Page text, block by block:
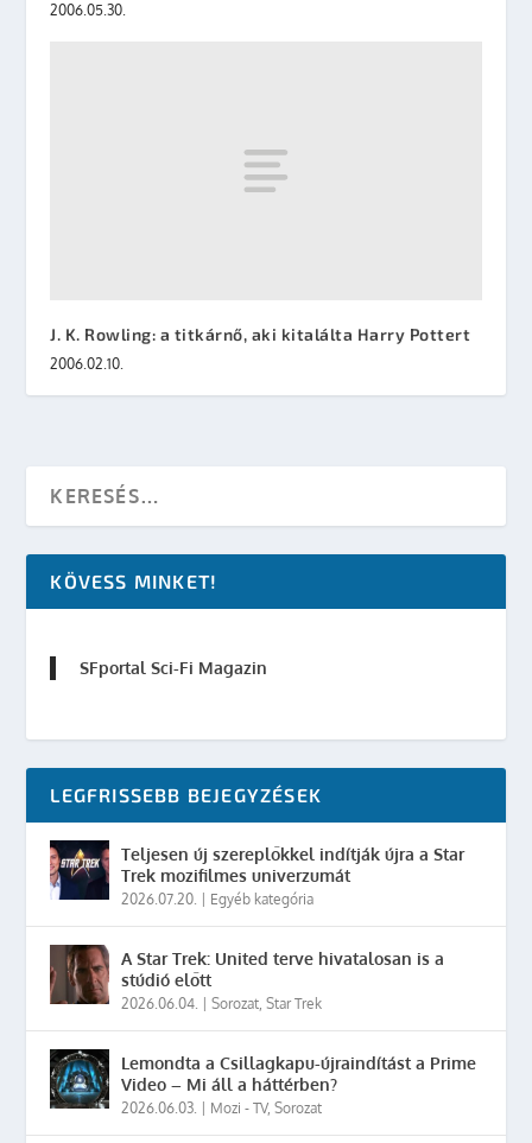
2006.05.30.
J. K. Rowling: a titkárnő, aki kitalálta Harry Pottert
2006.02.10.
KÖVESS MINKET!
SFportal Sci-Fi Magazin
LEGFRISSEBB BEJEGYZÉSEK
Teljesen új szereplőkkel indítják újra a Star
Trek mozifilmes univerzumát
2026.07.20. Egyéb kategória
A Star Trek: United terve hivatalosan is a
stúdió előtt
2026.06.04. |Sorozat,Star Trek
Lemondta a Csillagkapu-újraindítást a Prime
Video – Mi áll a háttérben?
2026.06.03. Mozi - TV,Sorozat